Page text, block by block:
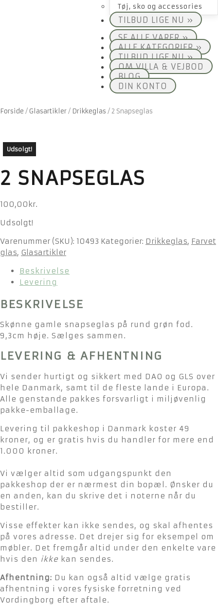
Tøj, sko og accessories
TILBUD LIGE NU »
SE ALLE VARER »
ALLE KATEGORIER »
TILBUD LIGE NU »
OM VILLA & VEJBOD
BLOG
DIN KONTO
Forside / Glasartikler/ Drikkeglas /2 Snapseglas
Udsolgt!
2 SNAPSEGLAS
100,00 kr.
Udsolgt!
Varenummer (SKU): 10493 Kategorier: Drikkeglas, Farvet
glas, Glasartikler
Beskrivelse
Levering
BESKRIVELSE
Skønne gamle snapseglas på rund grøn fod.
9,3cm høje. Sælges sammen.
LEVERING & AFHENTNING
Vi sender hurtigt og sikkert med DAO og GLS over
hele Danmark, samt til de fleste lande i Europa.
Alle genstande pakkes forsvarligt i miljøvenlig
pakke-emballage.
Levering til pakkeshop i Danmark koster 49
kroner, og er gratis hvis du handler for mere end
1.000 kroner.
Vi vælger altid som udgangspunkt den
pakkeshop der er nærmest din bopæl. Ønsker du
en anden, kan du skrive det i noterne når du
bestiller.
Visse effekter kan ikke sendes, og skal afhentes
på vores adresse. Det drejer sig for eksempel om
møbler. Det fremgår altid under den enkelte vare
hvis den ikke kan sendes.
Afhentning: Du kan også altid vælge gratis
afhentning i vores fysiske forretning ved
Vordingborg efter aftale.